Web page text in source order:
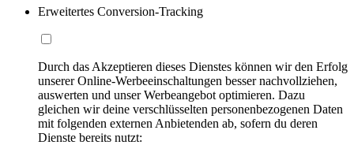
Erweitertes Conversion-Tracking
Durch das Akzeptieren dieses Dienstes können wir den Erfolg
unserer Online-Werbeeinschaltungen besser nachvollziehen,
auswerten und unser Werbeangebot optimieren. Dazu
gleichen wir deine verschlüsselten personenbezogenen Daten
mit folgenden externen Anbietenden ab, sofern du deren
Dienste bereits nutzt: